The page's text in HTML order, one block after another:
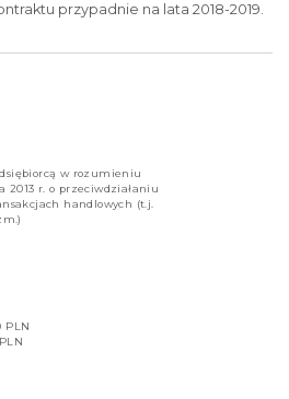
przypadnie na lata 2018-2019.
w rozumieniu
2013 r. o przeciwdziałaniu
handlowych (t.j.
PLN